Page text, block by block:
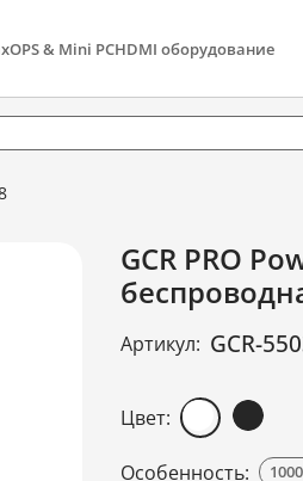
OPS & Mini PCHDMI оборудование
GCR PRO
Артикул: GCR-
Цвет:
Особенность: